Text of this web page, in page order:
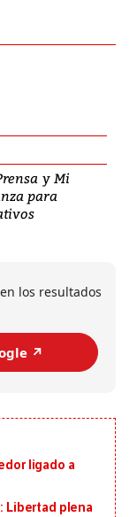
y Mi
para
los resultados
↗️
ligado a
Libertad plena